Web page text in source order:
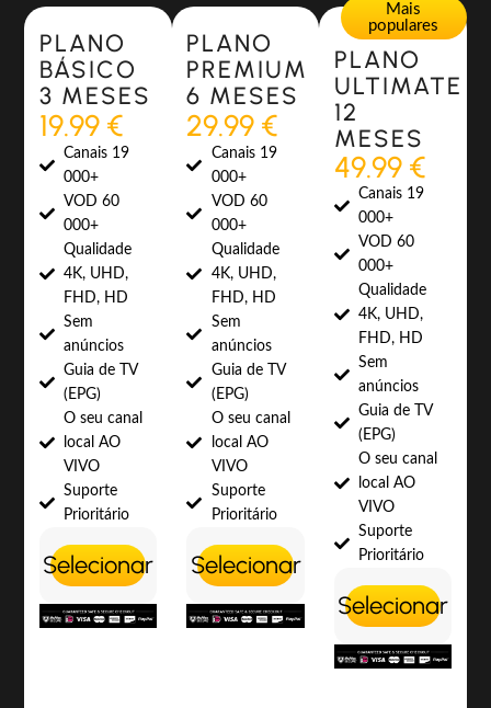
Most Popular
PLANO
BÁSICO
3 MESES
19.99 €
Canais 19
000+
VOD 60
000+
Qualidade
4K, UHD,
FHD, HD
Sem
anúncios
Guia de TV
(EPG)
O seu canal
local AO
VIVO
Suporte
Prioritário
Selecionar
Most Popular
PLANO
PREMIUM
6 MESES
29.99 €
Canais 19
000+
VOD 60
000+
Qualidade
4K, UHD,
FHD, HD
Sem
anúncios
Guia de TV
(EPG)
O seu canal
local AO
VIVO
Suporte
Prioritário
Selecionar
Mais
populares
PLANO
ULTIMATE
12
MESES
49.99 €
Canais 19
000+
VOD 60
000+
Qualidade
4K, UHD,
FHD, HD
Sem
anúncios
Guia de TV
(EPG)
O seu canal
local AO
VIVO
Suporte
Prioritário
Selecionar